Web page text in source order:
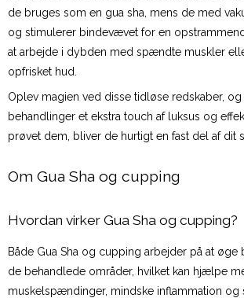
de bruges som en gua sha, mens de med
og stimulerer bindevævet for en
at arbejde i dybden med spændte muskler
opfrisket hud.
Oplev magien ved disse tidløse redskaber,
behandlinger et ekstra touch af luksus og
prøvet dem, bliver de hurtigt en fast del af dit
Om Gua Sha og cupping
Hvordan virker Gua Sha og cupping?
Både Gua Sha og cupping arbejder på at øge
de behandlede områder, hvilket kan hjælpe
muskelspændinger, mindske inflammation og